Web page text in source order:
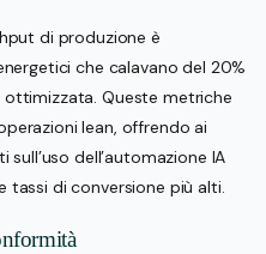
di produzione è
che calavano del 20%
Queste metriche
lean, offrendo ai
dell’automazione IA
tassi di conversione più alti.